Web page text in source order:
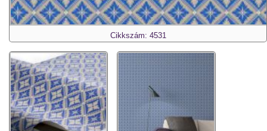
Cikkszám: 4531